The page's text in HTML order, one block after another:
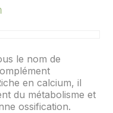
le nom de
en calcium, il
du métabolisme et
ossification.